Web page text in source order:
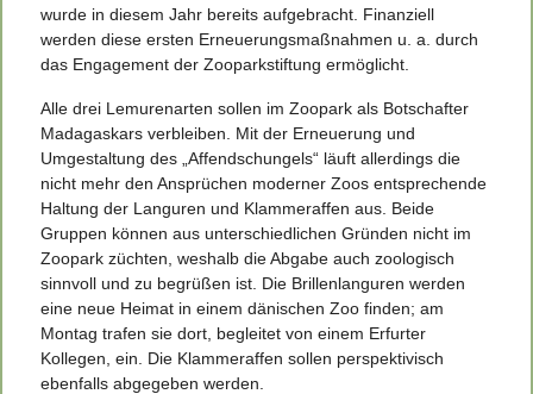
wurde in diesem Jahr bereits aufgebracht. Finanziell
werden diese ersten Erneuerungsmaßnahmen u. a. durch
das Engagement der Zooparkstiftung ermöglicht.
Alle drei Lemurenarten sollen im Zoopark als Botschafter
Madagaskars verbleiben. Mit der Erneuerung und
Umgestaltung des „Affendschungels“ läuft allerdings die
nicht mehr den Ansprüchen moderner Zoos entsprechende
Haltung der Languren und Klammeraffen aus. Beide
Gruppen können aus unterschiedlichen Gründen nicht im
Zoopark züchten, weshalb die Abgabe auch zoologisch
sinnvoll und zu begrüßen ist. Die Brillenlanguren werden
eine neue Heimat in einem dänischen Zoo finden; am
Montag trafen sie dort, begleitet von einem Erfurter
Kollegen, ein. Die Klammeraffen sollen perspektivisch
ebenfalls abgegeben werden.